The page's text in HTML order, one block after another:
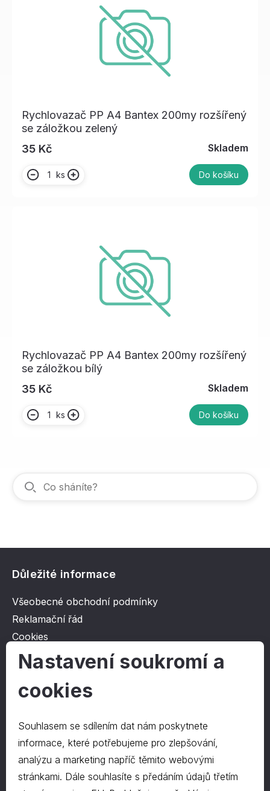
Rychlovazač PP A4 Bantex 200my rozšířený
se záložkou zelený
35 Kč
Skladem
ks Do košíku
Rychlovazač PP A4 Bantex 200my rozšířený
se záložkou bílý
35 Kč
Skladem
ks Do košíku
Důležité informace
Všeobecné obchodní podmínky
Reklamační řád
Cookies
Ochrana osobních údajů
O společnosti
Kontakt
O nás
Kontakty
Nastavení soukromí a
cookies
Souhlasem se sdílením dat nám poskytnete
informace, které potřebujeme pro zlepšování,
analýzu a marketing napříč těmito webovými
stránkami. Dále souhlasíte s předáním údajů třetím